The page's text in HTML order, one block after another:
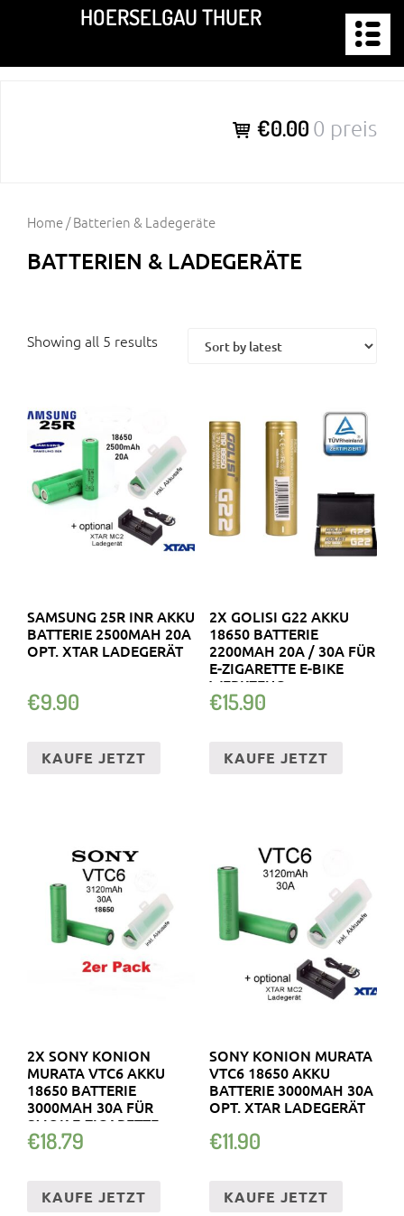
springen
HOERSELGAU THUER
€0.00 0 preis
Home/ Batterien & Ladegeräte
BATTERIEN & LADEGERÄTE
Showing all 5 results
SAMSUNG 25R INR AKKU
BATTERIE 2500MAH 20A
OPT. XTAR LADEGERÄT
€9.90
KAUFE JETZT
2X GOLISI G22 AKKU
18650 BATTERIE
2200MAH 20A / 30A FÜR
E-ZIGARETTE E-BIKE
WERKZEUG
€15.90
KAUFE JETZT
2X SONY KONION
MURATA VTC6 AKKU
18650 BATTERIE
3000MAH 30A FÜR
SMOK E-ZIGARETTE
€18.79
KAUFE JETZT
SONY KONION MURATA
VTC6 18650 AKKU
BATTERIE 3000MAH 30A
OPT. XTAR LADEGERÄT
€11.90
KAUFE JETZT